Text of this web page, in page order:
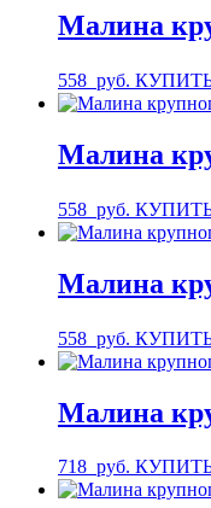
Малина
558 руб. КУПИТЬ
Малина
558 руб. КУПИТЬ
Малина
558 руб. КУПИТЬ
Малина
718 руб. КУПИТЬ